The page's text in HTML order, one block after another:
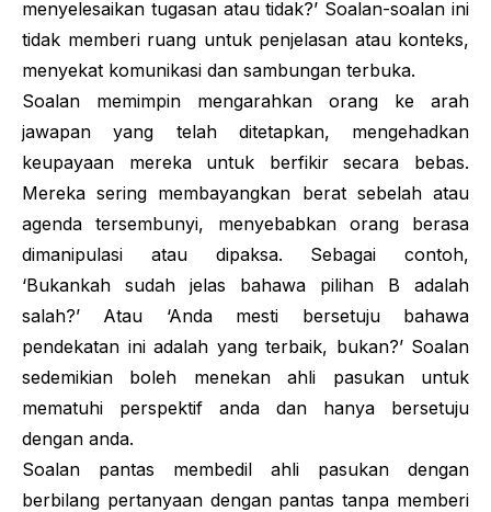
menyelesaikan tugasan atau tidak?’ Soalan-soalan ini
tidak memberi ruang untuk penjelasan atau konteks,
menyekat komunikasi dan sambungan terbuka.
Soalan memimpin mengarahkan orang ke arah
jawapan yang telah ditetapkan, mengehadkan
keupayaan mereka untuk berfikir secara bebas.
Mereka sering membayangkan berat sebelah atau
agenda tersembunyi, menyebabkan orang berasa
dimanipulasi atau dipaksa. Sebagai contoh,
‘Bukankah sudah jelas bahawa pilihan B adalah
salah?’ Atau ‘Anda mesti bersetuju bahawa
pendekatan ini adalah yang terbaik, bukan?’ Soalan
sedemikian boleh menekan ahli pasukan untuk
mematuhi perspektif anda dan hanya bersetuju
dengan anda.
Soalan pantas membedil ahli pasukan dengan
berbilang pertanyaan dengan pantas tanpa memberi